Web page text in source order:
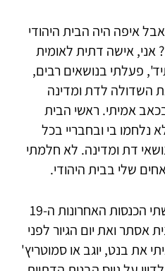
איפה היה הבית היהודי
אני, אישה דתית לאומית
פעלתי בנושאים רבים,
השדולה לדת ומדינה
אמיתי. ראשי הבית
נלחמו בי ובחבריי בכל
דת ומדינה. לא חלמתי
שלי בבית היהודי.
במשך שש שנים הובלתי בשתי הכנסות האחרונות ה-19
אסתר ואת יום הגיור לפני
את בנט, יוגב או סמוטריץ'